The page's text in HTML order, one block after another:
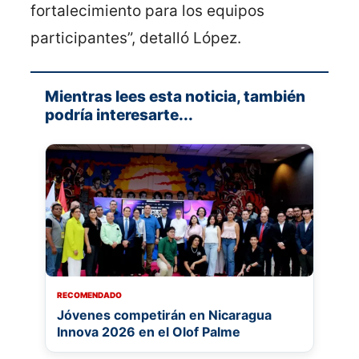
fortalecimiento para los equipos
participantes”, detalló López.
Mientras lees esta noticia, también
podría interesarte...
RECOMENDADO
Jóvenes competirán en Nicaragua
Innova 2026 en el Olof Palme